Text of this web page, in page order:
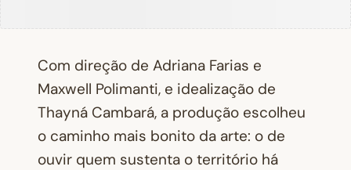
Com direção de Adriana Farias e
Maxwell Polimanti, e idealização de
Thayná Cambará, a produção escolheu
o caminho mais bonito da arte: o de
ouvir quem sustenta o território há